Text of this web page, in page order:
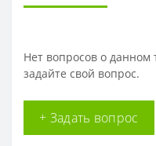
Нет вопросов о данном
задайте свой вопрос.
+ Задать вопрос